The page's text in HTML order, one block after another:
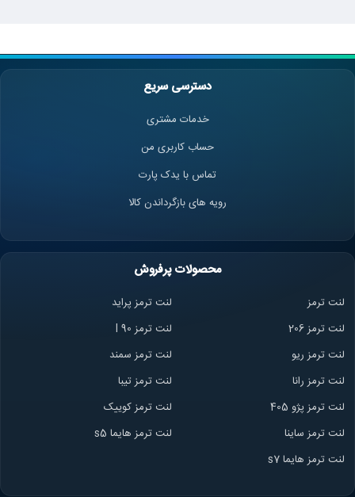
دسترسی سریع
خدمات مشتری
حساب کاربری من
تماس با یدک پارت
رویه های بازگرداندن کالا
محصولات پرفروش
لنت ترمز
لنت ترمز پراید
لنت ترمز 206
لنت ترمز l 90
لنت ترمز ریو
لنت ترمز سمند
لنت ترمز رانا
لنت ترمز تیبا
لنت ترمز پژو 405
لنت ترمز کوییک
لنت ترمز ساینا
لنت ترمز هایما s5
لنت ترمز هایما s7